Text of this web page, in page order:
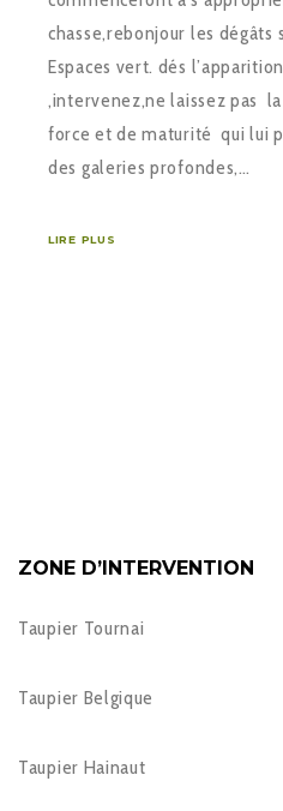
chasse,rebonjour les dégâts
Espaces vert. dés
,intervenez,ne laissez pas
force et de maturité qui lui
des galeries profondes,…
LIRE PLUS
ZONE D’INTERVENTION
Taupier Tournai
Taupier Belgique
Taupier Hainaut